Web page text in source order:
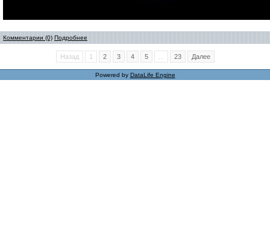
Комментарии (0) Подробнее
Назад 1 2 3 4 5 23 Далее
Powered by DataLife Engine